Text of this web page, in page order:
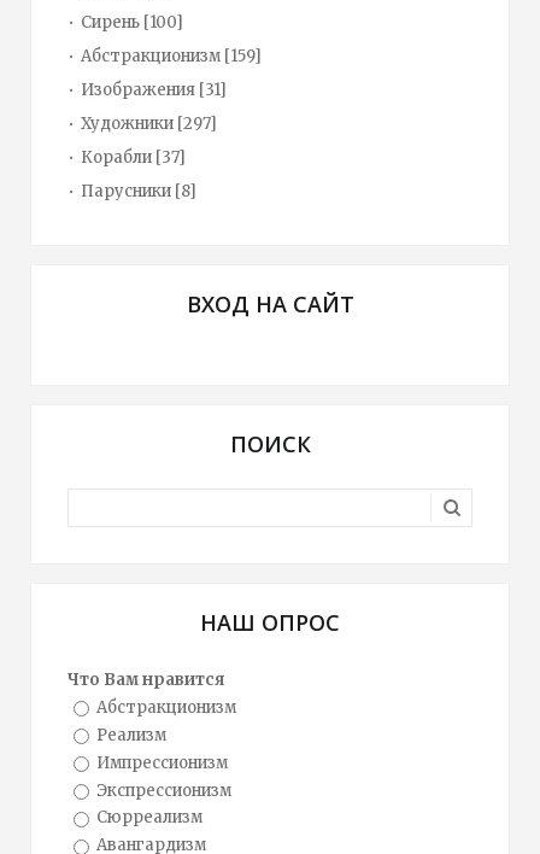
Сирень [100]
Абстракционизм [159]
Изображения [31]
Художники [297]
Корабли [37]
Парусники [8]
ВХОД НА САЙТ
ПОИСК
НАШ ОПРОС
Что Вам нравится
Абстракционизм
Реализм
Импрессионизм
Экспрессионизм
Сюрреализм
Авангардизм